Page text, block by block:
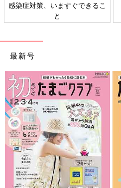
感染症対策、いますぐできるこ
と
最新号